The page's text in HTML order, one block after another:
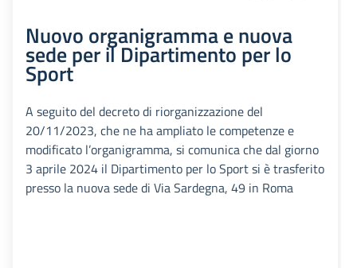
Nuovo organigramma e nuova
sede per il Dipartimento per lo
Sport
A seguito del decreto di riorganizzazione del
20/11/2023, che ne ha ampliato le competenze e
modificato l’organigramma, si comunica che dal giorno
3 aprile 2024 il Dipartimento per lo Sport si è trasferito
presso la nuova sede di Via Sardegna, 49 in Roma